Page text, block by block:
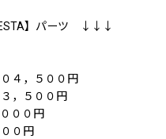
】パーツ ↓↓↓
４，５００円
，５００円
００円
０円